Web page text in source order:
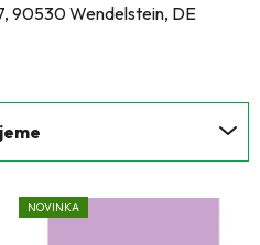
90530 Wendelstein, DE
NOVINKA